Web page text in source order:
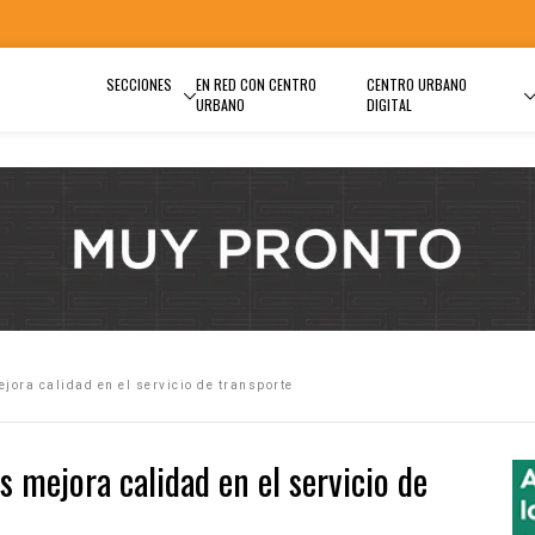
SECCIONES
EN RED CON CENTRO
URBANO
CENTRO URBANO
DIGITAL
calidad en el servicio de transporte
mejora calidad en el servicio de